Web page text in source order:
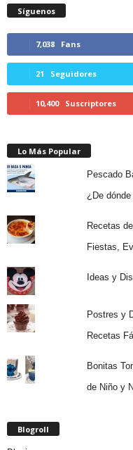
Síguenos
7,038 Fans
21 Seguidores
10,400 Suscriptores
Lo Más Popular
Pescado
¿De
Recetas
Fiestas,
Ideas y
Postres y
Recetas
Bonitas
de Niño y
Blogroll